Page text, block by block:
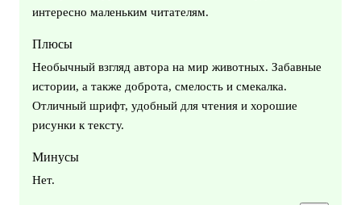
интересно маленьким читателям.
Плюсы
Необычный взгляд автора на мир животных. Забавные
истории, а также доброта, смелость и смекалка.
Отличный шрифт, удобный для чтения и хорошие
рисунки к тексту.
Минусы
Нет.